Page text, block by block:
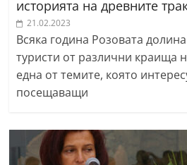
историята на древните
21.02.2023
Всяка година Розовата
туристи от различни краища
една от темите, която
посещаващи